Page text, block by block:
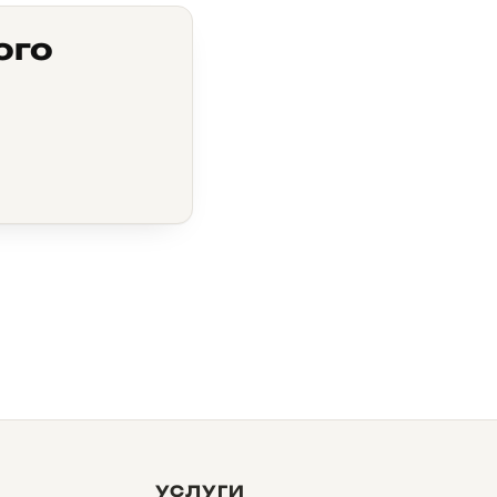
УСЛУГИ